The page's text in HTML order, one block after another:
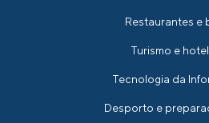
Restaurantes e
Turismo e
Tecnologia da
Desporto e